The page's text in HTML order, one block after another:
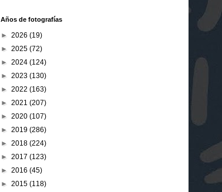
Años de fotografías
► 2026 (19)
► 2025 (72)
► 2024 (124)
► 2023 (130)
► 2022 (163)
► 2021 (207)
► 2020 (107)
► 2019 (286)
► 2018 (224)
► 2017 (123)
► 2016 (45)
► 2015 (118)